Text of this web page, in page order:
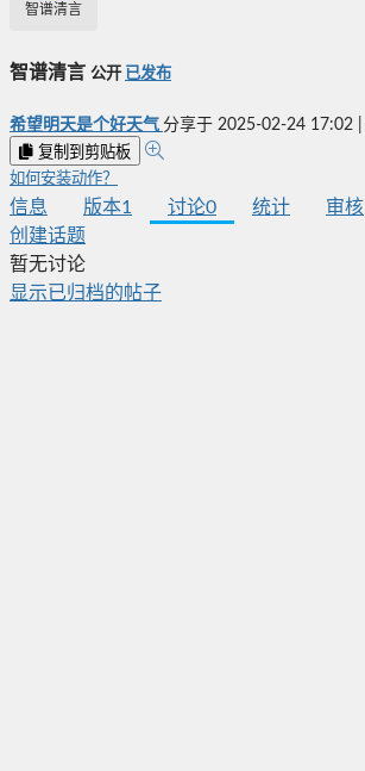
智谱清言
智谱清言 公开 已发布
希望明天是个好天气 分享于 2025-02-24 17:02
复制到剪贴板
如何安装动作？
信息 版本1 讨论0 统计
审核
创建话题
暂无讨论
显示已归档的帖子